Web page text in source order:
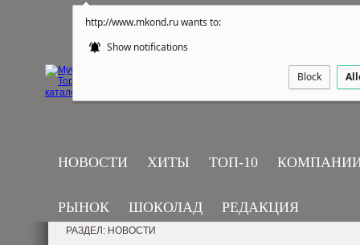
http://www.mkond.ru wants to:
Show notifications
Block
НОВОСТИ ХИТЫ ТОП-10
РЫНОК ШОКОЛАД РЕДАКЦИЯ
РАЗДЕЛ: НОВОСТИ